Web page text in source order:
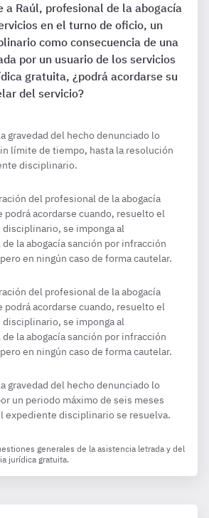
a Raúl, profesional de la abogacía
en el turno de oficio, un
como consecuencia de una
por un usuario de los servicios
gratuita, ¿podrá acordarse su
del servicio?
gravedad del hecho denunciado lo
límite de tiempo, hasta la resolución
disciplinario.
del profesional de la abogacía
podrá acordarse cuando, resuelto el
se imponga al
la abogacía sanción por infracción
en ningún caso de forma cautelar.
del profesional de la abogacía
podrá acordarse cuando, resuelto el
se imponga al
la abogacía sanción por infracción
en ningún caso de forma cautelar.
gravedad del hecho denunciado lo
un periodo máximo de seis meses
expediente disciplinario se resuelva.
generales de la asistencia letrada y del
jurídica gratuita.